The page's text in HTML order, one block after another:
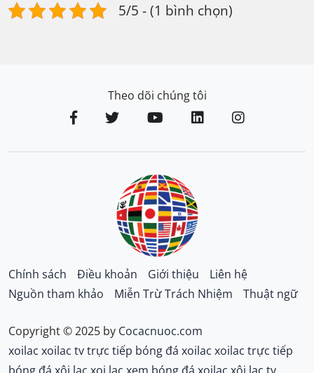
5/5 - (1 bình chọn)
Theo dõi chúng tôi
Chính sách Điều khoản Giới thiệu
Liên hệ
Nguồn tham khảo
Miễn Trừ Trách Nhiệm Thuật ngữ
Copyright © 2025 by Cocacnuoc.com
xoilac xoilac tvtrực tiếp bóng đá xoilac xoilac trực tiếp